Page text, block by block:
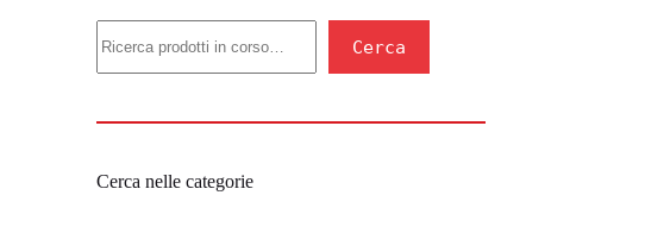
Cerca
Cerca nelle categorie